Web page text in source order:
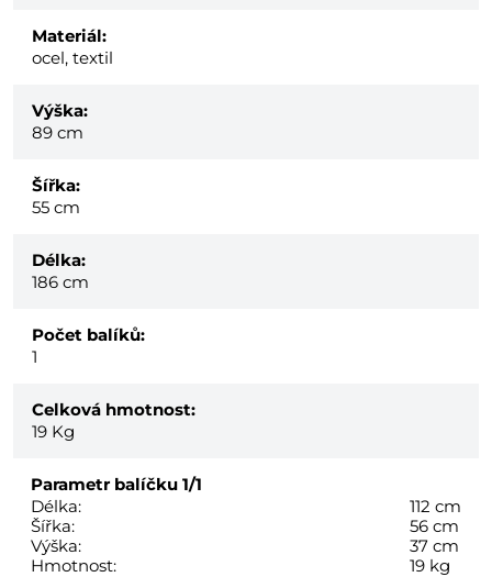
Materiál:
ocel, textil
Výška:
89 cm
Šířka:
55 cm
Délka:
186 cm
Počet balíků:
1
Celková hmotnost:
19 Kg
Parametr balíčku 1/1
Délka:
112 cm
Šířka:
56 cm
Výška:
37 cm
Hmotnost:
19 kg